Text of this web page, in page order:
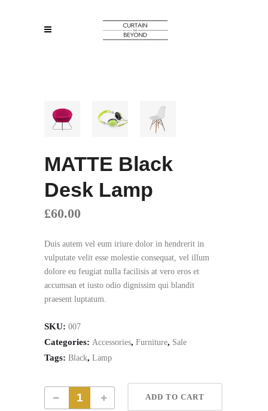
MATTE Black
Desk Lamp
£60.00
Duis autem vel eum iriure dolor in hendrerit in
vulputate velit esse molestie consequat, vel illum
dolore eu feugiat nulla facilisis at vero eros et
accumsan et iusto odio dignissim qui blandit
praesent luptatum.
SKU: 007
Categories: Accessories, Furniture, Sale
Tags: Black, Lamp
ADD TO CART